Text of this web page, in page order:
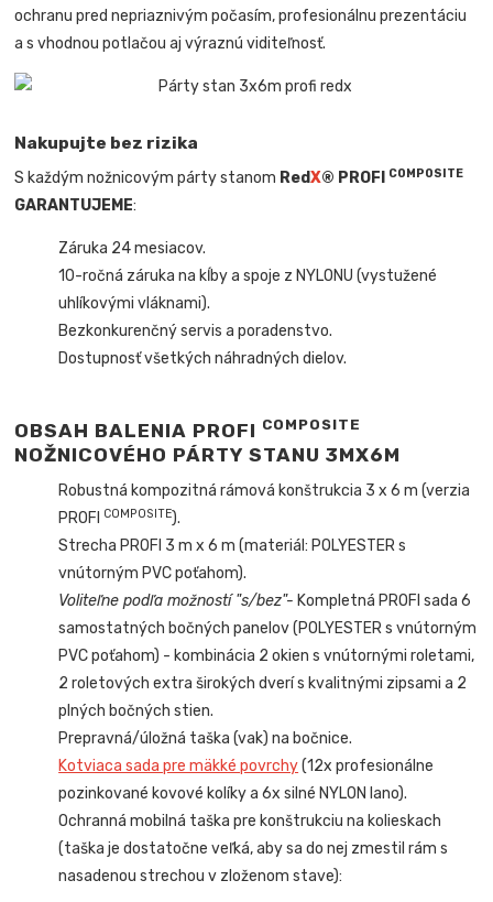
ochranu pred nepriaznivým počasím, profesionálnu prezentáciu
a s vhodnou potlačou aj výraznú viditeľnosť.
Nakupujte bez rizika
S každým nožnicovým párty stanom RedX® PROFI COMPOSITE
GARANTUJEME:
Záruka 24 mesiacov.
10-ročná záruka na kĺby a spoje z NYLONU (vystužené
uhlíkovými vláknami).
Bezkonkurenčný servis a poradenstvo.
Dostupnosť všetkých náhradných dielov.
OBSAH BALENIA PROFI COMPOSITE
NOŽNICOVÉHO PÁRTY STANU 3MX6M
Robustná kompozitná rámová konštrukcia 3 x 6 m (verzia
PROFI
COMPOSITE).
Strecha PROFI 3 m x 6 m (materiál: POLYESTER s
vnútorným PVC poťahom).
Voliteľne podľa možností "s/bez"- Kompletná PROFI sada 6
samostatných bočných panelov (POLYESTER s vnútorným
PVC poťahom) - kombinácia 2 okien s vnútornými roletami,
2 roletových extra širokých dverí s kvalitnými zipsami a 2
plných bočných stien.
Prepravná/úložná taška (vak) na bočnice.
Kotviaca sada pre mäkké povrchy(12x profesionálne
pozinkované kovové kolíky a 6x silné NYLON lano).
Ochranná mobilná taška pre konštrukciu na kolieskach
(taška je dostatočne veľká, aby sa do nej zmestil rám s
nasadenou strechou v zloženom stave):